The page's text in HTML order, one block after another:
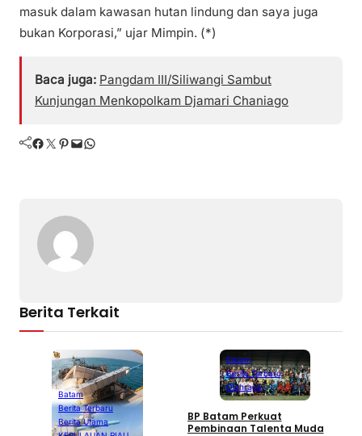
masuk dalam kawasan hutan lindung dan saya juga
bukan Korporasi,” ujar Mimpin. (*)
Baca juga: Pangdam III/Siliwangi Sambut
Kunjungan Menkopolkam Djamari Chaniago
Facebook Twitter Pinterest Mail WhatsApp
Berita Terkait
Batam
Berita Terbaru
Berita Utama
Batam
Berita Terbaru
Olahraga
BP Batam Perkuat
Pembinaan Talenta Muda